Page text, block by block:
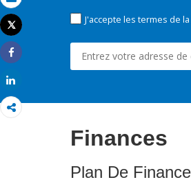
Email
Imprimer
Tweet
Share
J'accepte les termes de la
Finances
Plan De